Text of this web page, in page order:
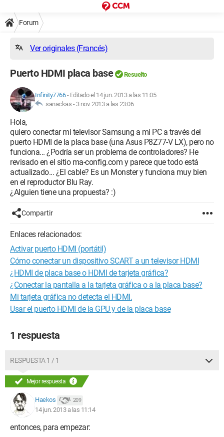
Forum
Ver originales (Francés)
Puerto HDMI placa base Resuelto
Infinity7766- Editado el 14 jun. 2013 a las 11:05
sanackas - 3 nov. 2013 a las 23:06
Hola,
quiero conectar mi televisor Samsung a mi PC a través del
puerto HDMI de la placa base (una Asus P8Z77-V LX), pero no
funciona... ¿Podría ser un problema de controladores? He
revisado en el sitio ma-config.com y parece que todo está
actualizado... ¿El cable? Es un Monster y funciona muy bien
en el reproductor Blu Ray.
¿Alguien tiene una propuesta? :)
Compartir
Enlaces relacionados:
Activar puerto HDMI (portátil)
Cómo conectar un dispositivo SCART a un televisor HDMI
¿HDMI de placa base o HDMI de tarjeta gráfica?
¿Conectar la pantalla a la tarjeta gráfica o a la placa base?
Mi tarjeta gráfica no detecta el HDMI.
Usar el puerto HDMI de la GPU y de la placa base
1 respuesta
RESPUESTA 1 / 1
Mejor respuesta
Haekos 209
14 jun. 2013 a las 11:14
entonces, para empezar: